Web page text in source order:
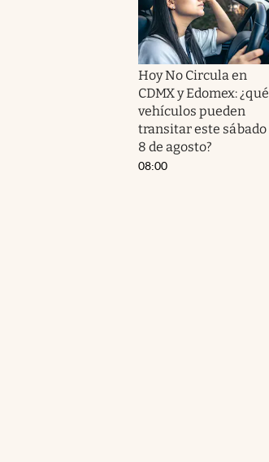
Hoy No Circula en
CDMX y Edomex: ¿qué
vehículos pueden
transitar este sábado
8 de agosto?
08:00